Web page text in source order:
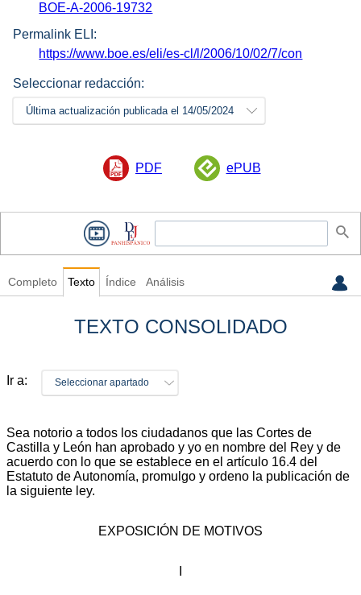
BOE-A-2006-19732
Permalink ELI:
https://www.boe.es/eli/es-cl/l/2006/10/02/7/con
Seleccionar redacción:
Última actualización publicada el 14/05/2024
PDF ePUB
Completo Texto Índice Análisis
TEXTO CONSOLIDADO
Ir a: Seleccionar apartado
Sea notorio a todos los ciudadanos que las Cortes de
Castilla y León han aprobado y yo en nombre del Rey y de
acuerdo con lo que se establece en el artículo 16.4 del
Estatuto de Autonomía, promulgo y ordeno la publicación de
la siguiente ley.
EXPOSICIÓN DE MOTIVOS